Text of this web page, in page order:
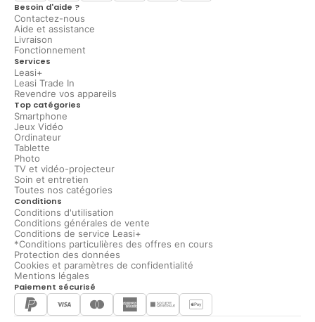
Besoin d'aide ?
Contactez-nous
Aide et assistance
Livraison
Fonctionnement
Services
Leasi+
Leasi Trade In
Revendre vos appareils
Top catégories
Smartphone
Jeux Vidéo
Ordinateur
Tablette
Photo
TV et vidéo-projecteur
Soin et entretien
Toutes nos catégories
Conditions
Conditions d'utilisation
Conditions générales de vente
Conditions de service Leasi+
*Conditions particulières des offres en cours
Protection des données
Cookies et paramètres de confidentialité
Mentions légales
Paiement sécurisé